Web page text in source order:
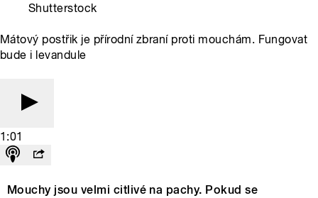
Shutterstock
Mátový postřik je přírodní zbraní proti mouchám. Fungovat
bude i levandule
1:01
Mouchy jsou velmi citlivé na pachy. Pokud se